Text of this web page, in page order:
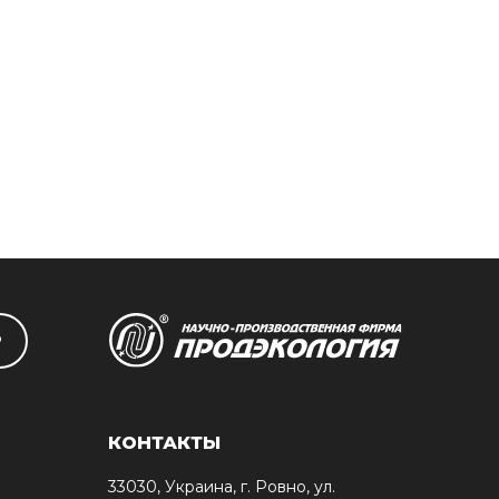
КОНТАКТЫ
33030, Украина, г. Ровно, ул.